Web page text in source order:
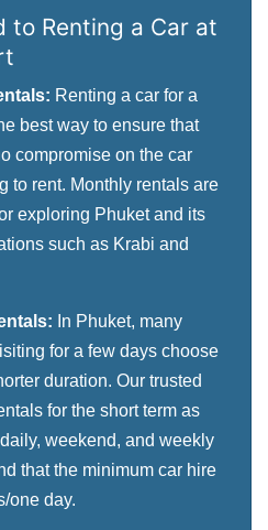
to Renting a Car at
Renting a car for a
best way to ensure that
compromise on the car
to rent. Monthly rentals are
exploring Phuket and its
such as Krabi and
In Phuket, many
for a few days choose
duration. Our trusted
for the short term as
weekend, and weekly
that the minimum car hire
one day.